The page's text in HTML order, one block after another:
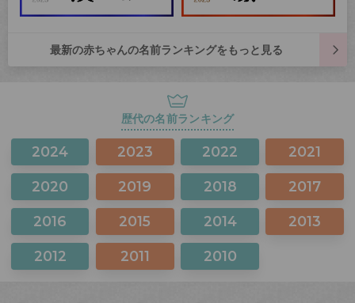
最新の赤ちゃんの名前ランキングをもっと見る
歴代の名前ランキング
2024 2023 2022 2021
2020 2019 2018 2017
2016 2015 2014 2013
2012 2011 2010